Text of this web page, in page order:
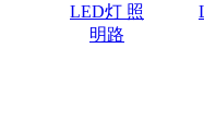
LED灯 照
明路